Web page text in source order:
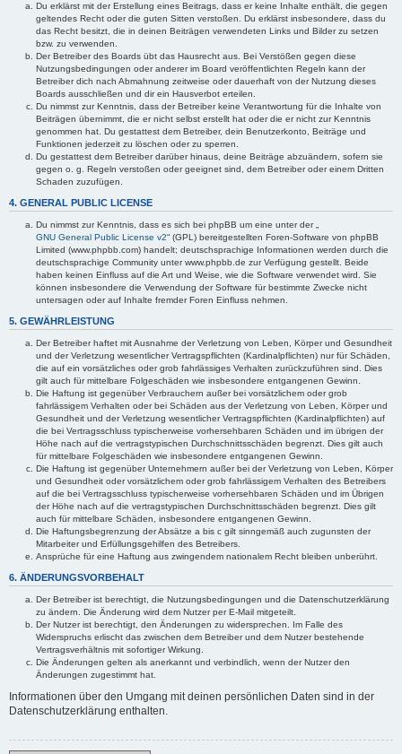
Du erklärst mit der Erstellung eines Beitrags, dass er keine Inhalte enthält, die gegen
geltendes Recht oder die guten Sitten verstoßen. Du erklärst insbesondere, dass du
das Recht besitzt, die in deinen Beiträgen verwendeten Links und Bilder zu setzen
bzw. zu verwenden.
Der Betreiber des Boards übt das Hausrecht aus. Bei Verstößen gegen diese
Nutzungsbedingungen oder anderer im Board veröffentlichten Regeln kann der
Betreiber dich nach Abmahnung zeitweise oder dauerhaft von der Nutzung dieses
Boards ausschließen und dir ein Hausverbot erteilen.
Du nimmst zur Kenntnis, dass der Betreiber keine Verantwortung für die Inhalte von
Beiträgen übernimmt, die er nicht selbst erstellt hat oder die er nicht zur Kenntnis
genommen hat. Du gestattest dem Betreiber, dein Benutzerkonto, Beiträge und
Funktionen jederzeit zu löschen oder zu sperren.
Du gestattest dem Betreiber darüber hinaus, deine Beiträge abzuändern, sofern sie
gegen o. g. Regeln verstoßen oder geeignet sind, dem Betreiber oder einem Dritten
Schaden zuzufügen.
4. GENERAL PUBLIC LICENSE
Du nimmst zur Kenntnis, dass es sich bei phpBB um eine unter der „
GNU General Public License v2“ (GPL) bereitgestellten Foren-Software von phpBB
Limited (www.phpbb.com) handelt; deutschsprachige Informationen werden durch die
deutschsprachige Community unter www.phpbb.de zur Verfügung gestellt. Beide
haben keinen Einfluss auf die Art und Weise, wie die Software verwendet wird. Sie
können insbesondere die Verwendung der Software für bestimmte Zwecke nicht
untersagen oder auf Inhalte fremder Foren Einfluss nehmen.
5. GEWÄHRLEISTUNG
Der Betreiber haftet mit Ausnahme der Verletzung von Leben, Körper und Gesundheit
und der Verletzung wesentlicher Vertragspflichten (Kardinalpflichten) nur für Schäden,
die auf ein vorsätzliches oder grob fahrlässiges Verhalten zurückzuführen sind. Dies
gilt auch für mittelbare Folgeschäden wie insbesondere entgangenen Gewinn.
Die Haftung ist gegenüber Verbrauchern außer bei vorsätzlichem oder grob
fahrlässigem Verhalten oder bei Schäden aus der Verletzung von Leben, Körper und
Gesundheit und der Verletzung wesentlicher Vertragspflichten (Kardinalpflichten) auf
die bei Vertragsschluss typischerweise vorhersehbaren Schäden und im übrigen der
Höhe nach auf die vertragstypischen Durchschnittsschäden begrenzt. Dies gilt auch
für mittelbare Folgeschäden wie insbesondere entgangenen Gewinn.
Die Haftung ist gegenüber Unternehmern außer bei der Verletzung von Leben, Körper
und Gesundheit oder vorsätzlichem oder grob fahrlässigem Verhalten des Betreibers
auf die bei Vertragsschluss typischerweise vorhersehbaren Schäden und im Übrigen
der Höhe nach auf die vertragstypischen Durchschnittsschäden begrenzt. Dies gilt
auch für mittelbare Schäden, insbesondere entgangenen Gewinn.
Die Haftungsbegrenzung der Absätze a bis c gilt sinngemäß auch zugunsten der
Mitarbeiter und Erfüllungsgehilfen des Betreibers.
Ansprüche für eine Haftung aus zwingendem nationalem Recht bleiben unberührt.
6. ÄNDERUNGSVORBEHALT
Der Betreiber ist berechtigt, die Nutzungsbedingungen und die Datenschutzerklärung
zu ändern. Die Änderung wird dem Nutzer per E-Mail mitgeteilt.
Der Nutzer ist berechtigt, den Änderungen zu widersprechen. Im Falle des
Widerspruchs erlischt das zwischen dem Betreiber und dem Nutzer bestehende
Vertragsverhältnis mit sofortiger Wirkung.
Die Änderungen gelten als anerkannt und verbindlich, wenn der Nutzer den
Änderungen zugestimmt hat.
Informationen über den Umgang mit deinen persönlichen Daten sind in der
Datenschutzerklärung enthalten.